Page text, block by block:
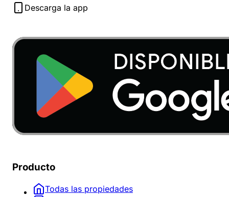
Descarga la app
Producto
Todas las propiedades